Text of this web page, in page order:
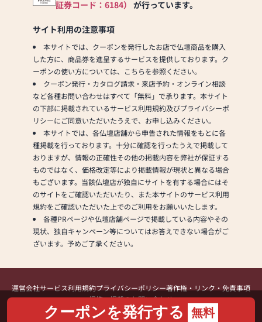
クーポンを発行する 無料
証券コード：6184） が行っています。
サイト利用の注意事項
本サイトでは、クーポンを発行したお店で仏壇商品を購入
した方に、商品券を進呈するサービスを提供しております。ク
ーポンの使い方については、こちらを参照ください。
クーポン発行・カタログ請求・来店予約・オンライン相談
など各種お問い合わせはすべて「無料」で承ります。本サイト
の下部に掲載されているサービス利用規約及びプライバシーポ
リシーにご同意いただいたうえで、お申し込みください。
本サイトでは、各仏壇店舗から申告された情報をもとに各
種掲載を行っております。十分に確認を行ったうえで掲載して
おりますが、情報の正確性その他の掲載内容を弊社が保証する
ものではなく、価格改定等により掲載情報が現状と異なる場合
もございます。当該仏壇店が独自にサイトを有する場合にはそ
のサイトをご確認いただいたり、また本サイトのサービス利用
規約をご確認いただいた上でのご利用をお願いいたします。
各種PRページや仏壇店舗ページで掲載している内容やその
現状、独自キャンペーン等についてはお答えできない場合がご
ざいます。予めご了承ください。
運営会社サービス利用規約プライバシーポリシー著作権・リンク・免責事項
提携・掲載のお問い合わせ
Copyright (C) Kamakura Shinsho, Ltd. All Rights Reserved.